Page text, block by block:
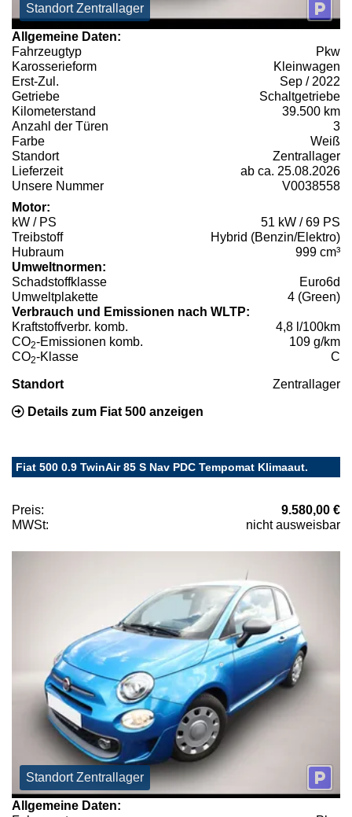
Standort Zentrallager
Allgemeine Daten:
Fahrzeugtyp
Pkw
Karosserieform
Kleinwagen
Erst-Zul.
Sep / 2022
Getriebe
Schaltgetriebe
Kilometerstand
39.500 km
Anzahl der Türen
3
Farbe
Weiß
Standort
Zentrallager
Lieferzeit
ab ca. 25.08.2026
Unsere Nummer
V0038558
Motor:
kW / PS
51 kW / 69 PS
Treibstoff
Hybrid (Benzin/Elektro)
Hubraum
999 cm³
Umweltnormen:
Schadstoffklasse
Euro6d
Umweltplakette
4 (Green)
Verbrauch und Emissionen nach WLTP:
Kraftstoffverbr. komb.
4,8 l/100km
CO2-Emissionen komb.
109 g/km
CO2-Klasse C
Standort Zentrallager
Details zum Fiat 500 anzeigen
Fiat 500 0.9 TwinAir 85 S Nav PDC Tempomat Klimaaut.
Preis:
9.580,00 €
MWSt:
nicht ausweisbar
Standort Zentrallager
Allgemeine Daten: